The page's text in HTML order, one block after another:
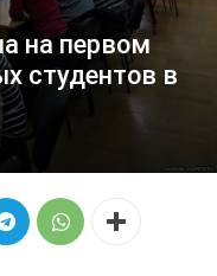
на первом
студентов в